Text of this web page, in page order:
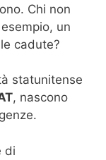
Chi non
un
cadute?
statunitense
, nascono
di